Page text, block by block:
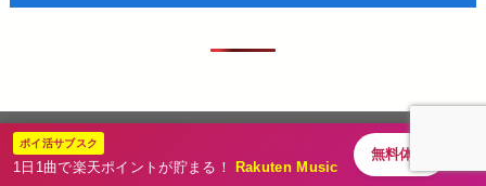
ポイ活サブスク
1日1曲で楽天ポイントが貯まる！ Rakuten Music
無料体験
お仕事・広告掲載ご依頼ページ｜記事制作・SEO・PR・クラシック音楽